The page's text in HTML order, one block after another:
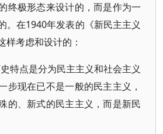
终极形态来设计的，而是作为一
。在1940年发表的《新民主主义
样考虑和设计的：
特点是分为民主主义和社会主义
步现在已不是一般的民主主义，
的、新式的民主主义，而是新民